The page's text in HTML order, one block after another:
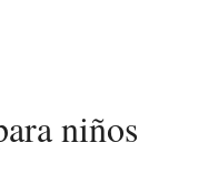
niños